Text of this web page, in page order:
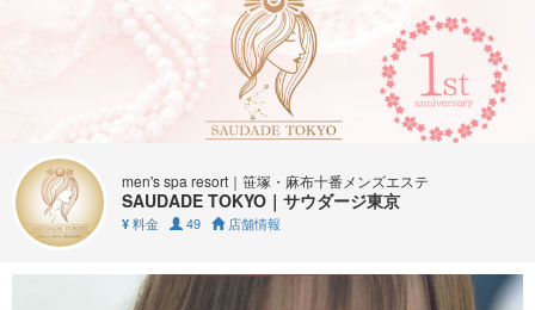
men's spa resort｜笹塚・麻布十番メンズエステ
SAUDADE TOKYO｜サウダージ東京
¥ 料金 49 店舗情報